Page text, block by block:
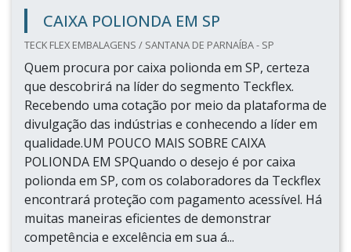
CAIXA POLIONDA EM SP
TECK FLEX EMBALAGENS / SANTANA DE PARNAÍBA - SP
Quem procura por caixa polionda em SP, certeza
que descobrirá na líder do segmento Teckflex.
Recebendo uma cotação por meio da plataforma de
divulgação das indústrias e conhecendo a líder em
qualidade.UM POUCO MAIS SOBRE CAIXA
POLIONDA EM SPQuando o desejo é por caixa
polionda em SP, com os colaboradores da Teckflex
encontrará proteção com pagamento acessível. Há
muitas maneiras eficientes de demonstrar
competência e excelência em sua á...